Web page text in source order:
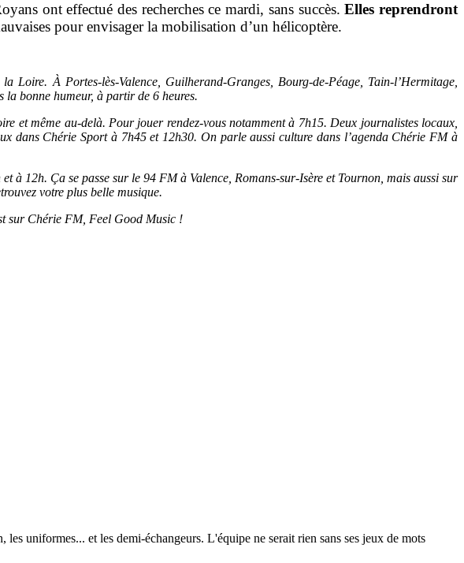
ont effectué des recherches ce mardi, sans succès.Elles reprendront
pour envisager la mobilisation d’un hélicoptère.
À Portes-lès-Valence, Guilherand-Granges, Bourg-de-Péage, Tain-l’Hermitage,
la bonne humeur, à partir de 6 heures.
et même au-delà. Pour jouer rendez-vous notamment à 7h15. Deux journalistes locaux,
dans Chérie Sport à 7h45 et 12h30. On parle aussi culture dans l’agenda Chérie FM à
à 12h. Ça se passe sur le 94 FM à Valence, Romans-sur-Isère et Tournon, mais aussi sur
votre plus belle musique.
sur Chérie FM, Feel Good Music !
uniformes... et les demi-échangeurs. L'équipe ne serait rien sans ses jeux de mots